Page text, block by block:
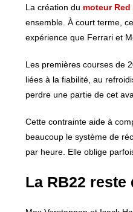
La création du moteur
ensemble. À court terme,
expérience que Ferrari et
Les premières courses de
liées à la fiabilité, au
perdre une partie de cet
Cette contrainte aide à
beaucoup le système de
par heure. Elle oblige
La RB22